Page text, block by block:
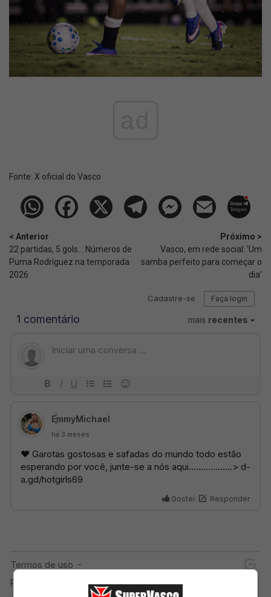
Fonte: X oficial do Vasco
< Anterior
22 partidas, 5 gols... Números de
Puma Rodríguez na temporada
2026
Próximo >
Vasco, em rede social: 'Um
samba perfeito para começar o
dia'